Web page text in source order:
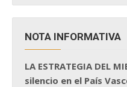
NOTA INFORMATIVA
LA ESTRATEGIA DEL
silencio en el País